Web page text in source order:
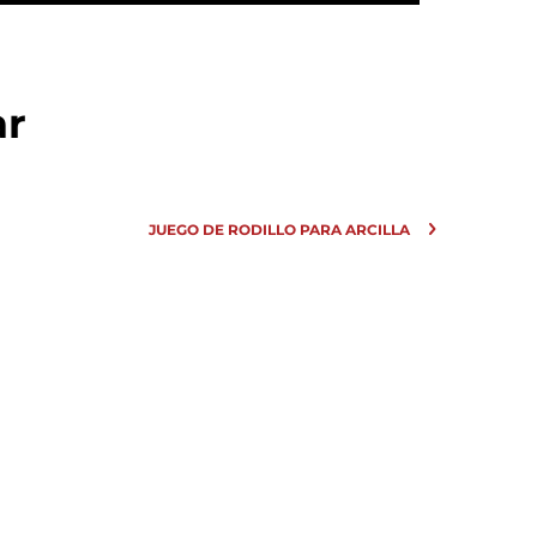
JUEGO DE RODILLO PARA ARCILLA